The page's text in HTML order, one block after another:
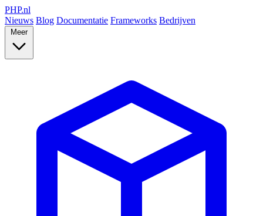
PHP.nl
Nieuws Blog Documentatie Frameworks Bedrijven
Meer